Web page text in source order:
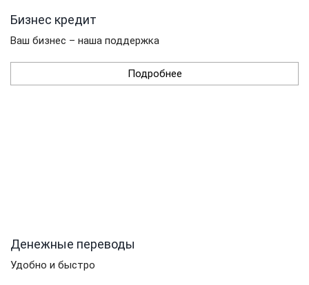
Бизнес кредит
Ваш бизнес – наша поддержка
Подробнее
Денежные переводы
Удобно и быстро